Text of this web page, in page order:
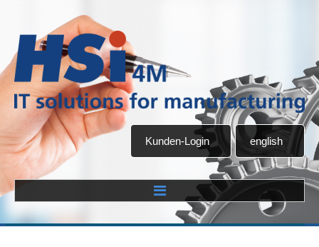
english
Kunden-Login
Home